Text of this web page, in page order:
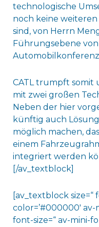
technologische
noch keine
sind, von Herrn
Führungsebene von
Automobilkonferenz
CATL trumpft somit
mit zwei großen
Neben der hier
künftig auch
möglich machen,
einem
integriert werden
[/av_textblock]
[av_textblock size=“
color=’#000000′
font-size=“ av-mini-